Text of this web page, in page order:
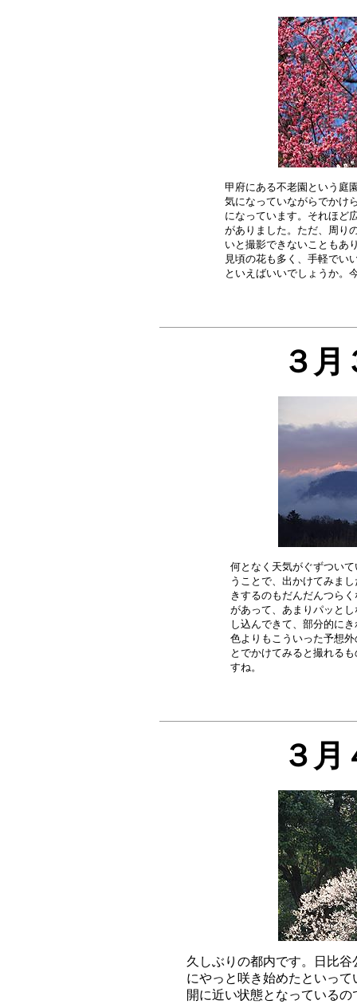
甲府にある不老園という庭
気になっていながらでかけ
になっています。それほど
がありました。ただ、周り
いと撮影できないこともあ
見頃の花も多く、手軽でい
３月
何となく天気がぐずつい
うことで、出かけてみま
きするのもだんだんつら
があって、あまりパッと
し込んできて、部分的に
色よりもこういった予想
とでかけてみると撮れる
３月
久しぶりの都内です。日比
にやっと咲き始めたといっ
開に近い状態となっている